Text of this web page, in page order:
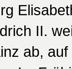
II.
ab,